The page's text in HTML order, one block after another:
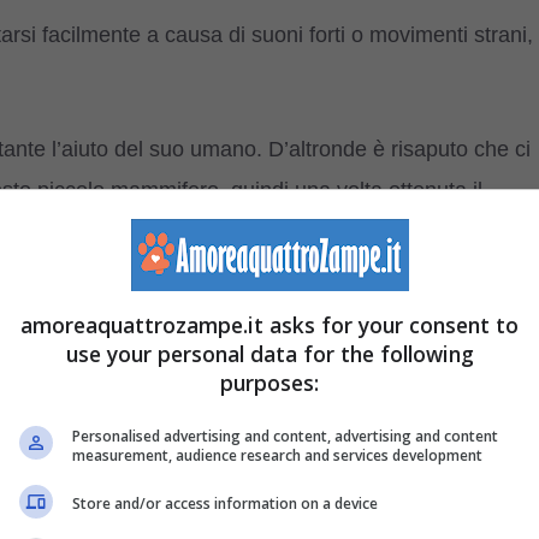
facilmente a causa di suoni forti o movimenti strani,
l’aiuto del suo umano. D’altronde è risaputo che ci
piccolo mammifero, quindi una volta ottenuta il
suo umano.
rigida e attenta significa che ha paura e ha bisogno
avere anche un infarto quindi sarebbe opportuno
spaventato potrebbe anche diventare aggressivo,
amoreaquattrozampe.it asks for your consent to
use your personal data for the following
purposes:
Personalised advertising and content, advertising and content
measurement, audience research and services development
Store and/or access information on a device